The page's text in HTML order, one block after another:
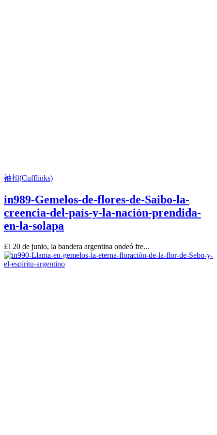
袖扣(Cufflinks)
in989-Gemelos-de-flores-de-Saibo-la-
creencia-del-país-y-la-nación-prendida-
en-la-solapa
El 20 de junio, la bandera argentina ondeó fre...